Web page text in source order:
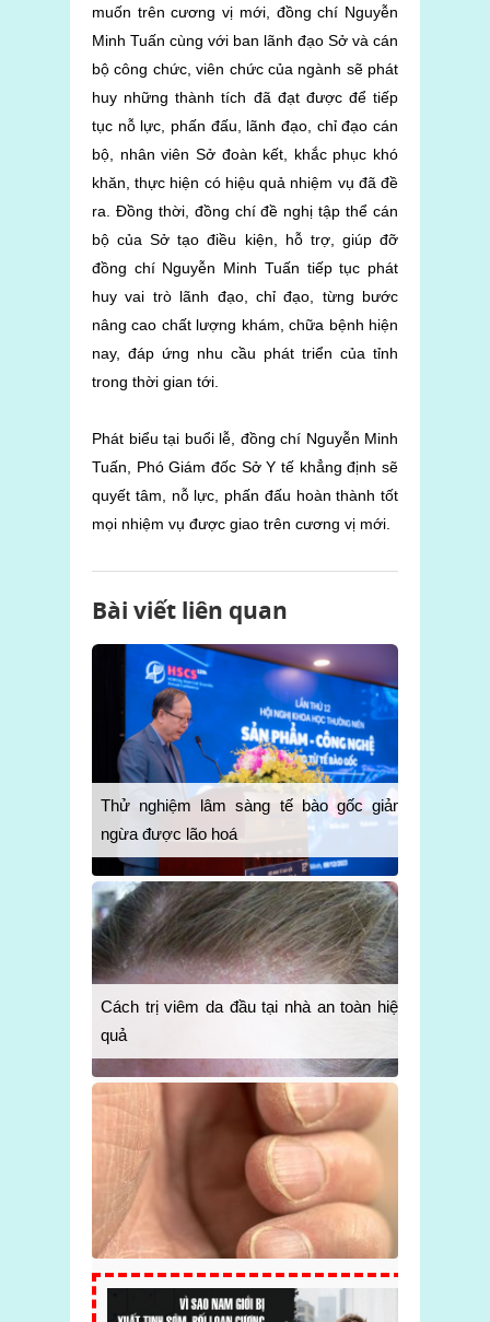
muốn trên cương vị mới, đồng chí Nguyễn
Minh Tuấn cùng với ban lãnh đạo Sở và cán
bộ công chức, viên chức của ngành sẽ phát
huy những thành tích đã đạt được để tiếp
tục nỗ lực, phấn đấu, lãnh đạo, chỉ đạo cán
bộ, nhân viên Sở đoàn kết, khắc phục khó
khăn, thực hiện có hiệu quả nhiệm vụ đã đề
ra. Đồng thời, đồng chí đề nghị tập thể cán
bộ của Sở tạo điều kiện, hỗ trợ, giúp đỡ
đồng chí Nguyễn Minh Tuấn tiếp tục phát
huy vai trò lãnh đạo, chỉ đạo, từng bước
nâng cao chất lượng khám, chữa bệnh hiện
nay, đáp ứng nhu cầu phát triển của tỉnh
trong thời gian tới.
Phát biểu tại buổi lễ, đồng chí Nguyễn Minh
Tuấn, Phó Giám đốc Sở Y tế khẳng định sẽ
quyết tâm, nỗ lực, phấn đấu hoàn thành tốt
mọi nhiệm vụ được giao trên cương vị mới.
Bài viết liên quan
Thử nghiệm lâm sàng tế bào gốc giảm
ngừa được lão hoá
Cách sử dụng Estromen Gold để gia tăng
kích thước “cậu nhỏ”
Cách trị viêm da đầu tại nhà an toàn hiệu
quả